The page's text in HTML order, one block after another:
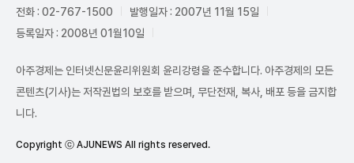
전화 : 02-767-1500
발행일자 : 2007년 11월 15일
등록일자 : 2008년 01월10일
아주경제는 인터넷신문윤리위원회 윤리강령을 준수합니다. 아주경제의 모든
콘텐츠(기사)는 저작권법의 보호를 받으며, 무단전재, 복사, 배포 등을 금지합
니다.
Copyright ⓒ AJUNEWS All rights reserved.